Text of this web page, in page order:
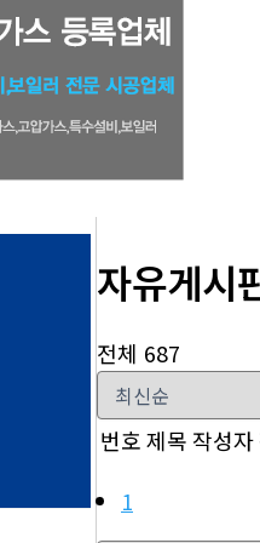
자유게시
전체 687
번호제목 작성자
1